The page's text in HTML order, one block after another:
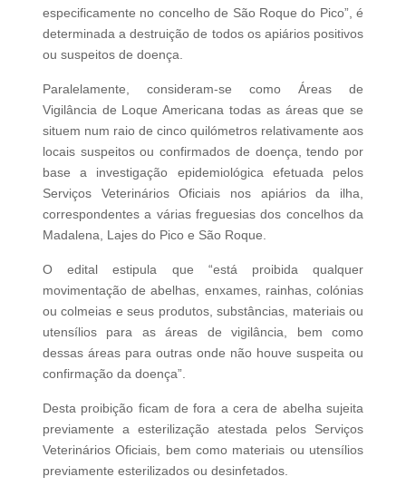
especificamente no concelho de São Roque do Pico”, é
determinada a destruição de todos os apiários positivos
ou suspeitos de doença.
Paralelamente, consideram-se como Áreas de
Vigilância de Loque Americana todas as áreas que se
situem num raio de cinco quilómetros relativamente aos
locais suspeitos ou confirmados de doença, tendo por
base a investigação epidemiológica efetuada pelos
Serviços Veterinários Oficiais nos apiários da ilha,
correspondentes a várias freguesias dos concelhos da
Madalena, Lajes do Pico e São Roque.
O edital estipula que “está proibida qualquer
movimentação de abelhas, enxames, rainhas, colónias
ou colmeias e seus produtos, substâncias, materiais ou
utensílios para as áreas de vigilância, bem como
dessas áreas para outras onde não houve suspeita ou
confirmação da doença”.
Desta proibição ficam de fora a cera de abelha sujeita
previamente a esterilização atestada pelos Serviços
Veterinários Oficiais, bem como materiais ou utensílios
previamente esterilizados ou desinfetados.